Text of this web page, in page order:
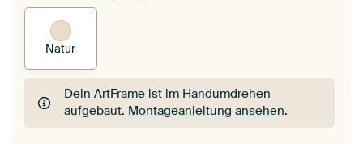
Natur
Dein ArtFrame ist im Handumdrehen
aufgebaut. Montageanleitung ansehen.